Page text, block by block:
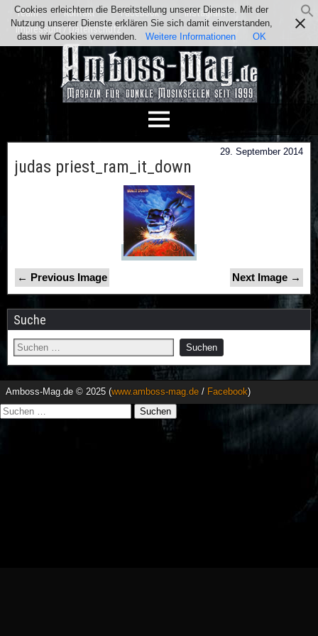
Team Kontakt Facebook
Instagram
Impressum / Datenschutz
29. September 2014
judas priest_ram_it_down
← Previous Image Next Image →
Suche
Amboss-Mag.de © 2025 (www.amboss-mag.de / Facebook)
Cookies erleichtern die Bereitstellung unserer Dienste. Mit der
Nutzung unserer Dienste erklären Sie sich damit einverstanden,
dass wir Cookies verwenden.
Weitere Informationen OK